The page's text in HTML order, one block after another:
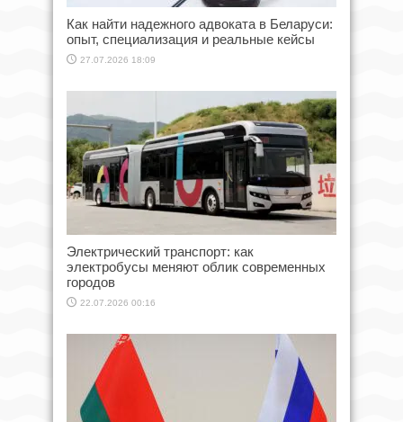
Как найти надежного адвоката в Беларуси:
опыт, специализация и реальные кейсы
27.07.2026 18:09
Электрический транспорт: как
электробусы меняют облик современных
городов
22.07.2026 00:16